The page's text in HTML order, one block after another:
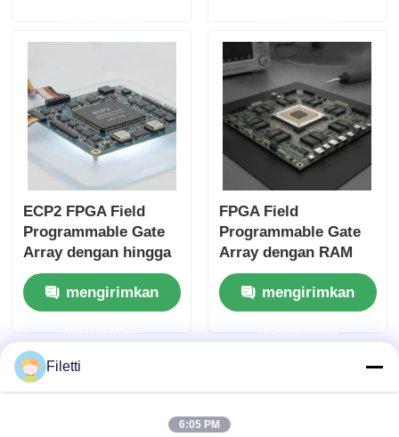
ECP2 FPGA Field
Programmable Gate
Array dengan hingga
68 Mb Block Ram dan
6 Us Settling Time
untuk Sistem Digital
mengirimkan
permintaan
FPGA Field
Programmable Gate
Array dengan RAM
blok 68 Mb untuk
operasi kecepatan
tinggi dan gerbang
mengirimkan
permintaan
Filetti
6:05 PM